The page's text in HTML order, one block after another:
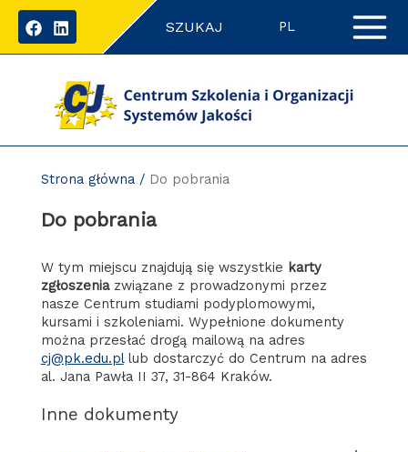
Przejdź
zawartości
SZUKAJ PL
Strona główna/ Do pobrania
Do pobrania
W tym miejscu znajdują się wszystkie karty
zgłoszeniazwiązane z prowadzonymi przez
nasze Centrum studiami podyplomowymi,
kursami i szkoleniami. Wypełnione dokumenty
można przesłać drogą mailową na adres
cj@pk.edu.pllub dostarczyć do Centrum na adres
al. Jana Pawła II 37, 31-864 Kraków.
Inne dokumenty